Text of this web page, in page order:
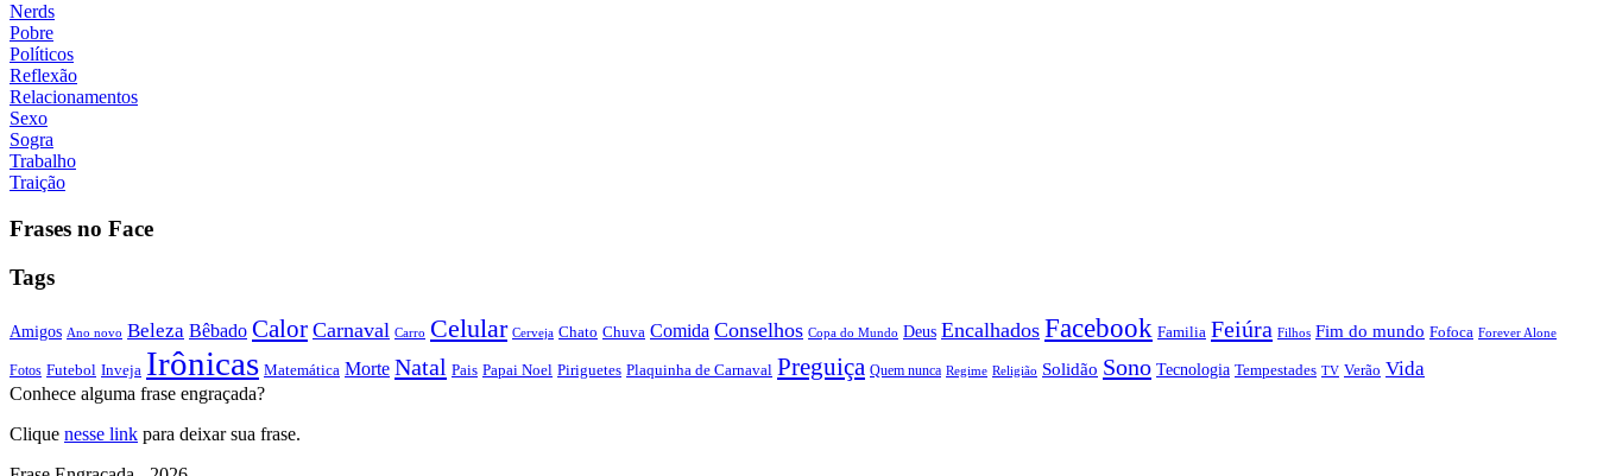
Nerds
Pobre
Políticos
Reflexão
Relacionamentos
Sexo
Sogra
Trabalho
Traição
Frases no Face
Tags
Amigos Ano novo Beleza Bêbado Calor Carnaval Carro Celular Cerveja Chato Chuva Comida Conselhos Copa do Mundo Deus Encalhados Facebook Familia Feiúra Filhos Fim do mundo Fofoca Forever Alone
Fotos Futebol Inveja Irônicas Matemática Morte Natal Pais Papai Noel Piriguetes Plaquinha de Carnaval Preguiça Quem nunca Regime Religião Solidão Sono Tecnologia Tempestades TV Verão Vida
Conhece alguma frase engraçada?
Clique nesse link para deixar sua frase.